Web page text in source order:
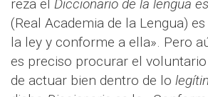
reza el Diccionario de la lengua
(Real Academia de la Lengua)
la ley y conforme a ella». Pero
es preciso procurar el
de actuar bien dentro de lo